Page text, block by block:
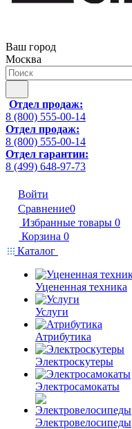
Ваш город
Москва
Отдел продаж:
8 (800) 555-00-14
Отдел продаж:
8 (800) 555-00-14
Отдел гарантии:
8 (499) 648-97-73
Войти
Сравнение0
Избранные товары 0
Корзина 0
Каталог
Уцененная техника
Услуги
Атрибутика
Электроскутеры
Электросамокаты
Электровелосипеды